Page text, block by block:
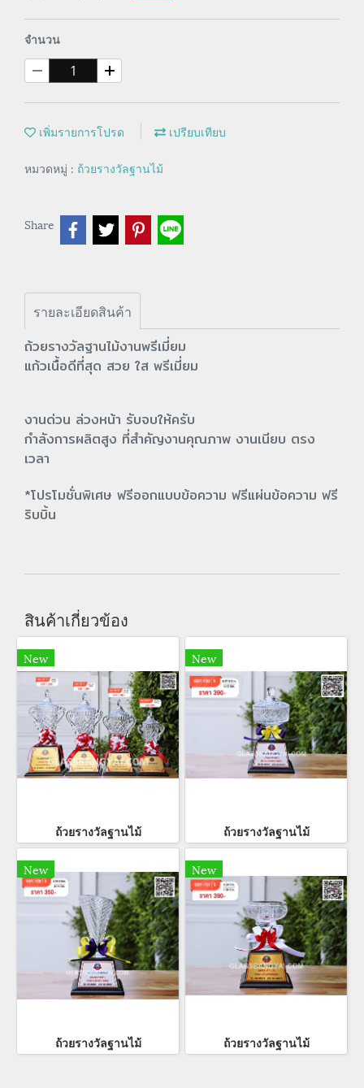
จำนวน
เพิ่มรายการโปรด เปรียบเทียบ
หมวดหมู่ : ถ้วยรางวัลฐานไม้
Share
รายละเอียดสินค้า
ถ้วยรางวัลฐานไม้งานพรีเมี่ยม
แก้วเนื้อดีที่สุด สวย ใส พรีเมี่ยม
งานด่วน ล่วงหน้า รับจบให้ครับ
กำลังการผลิตสูง ที่สำคัญงานคุณภาพ งานเนียบ ตรง
เวลา
*โปรโมชั่นพิเศษ ฟรีออกแบบข้อความ ฟรีแผ่นข้อความ ฟรี
ริบบิ้น
สินค้าเกี่ยวข้อง
New
ถ้วยรางวัลฐานไม้
New
ถ้วยรางวัลฐานไม้
New
ถ้วยรางวัลฐานไม้
New
ถ้วยรางวัลฐานไม้